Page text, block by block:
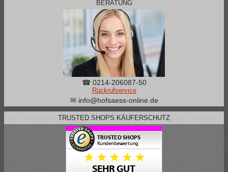
BERATUNG
☎ 0214-206087-50
Rückrufservice
✉ info@hofsaess-online.de
TRUSTED SHOPS KÄUFERSCHUTZ